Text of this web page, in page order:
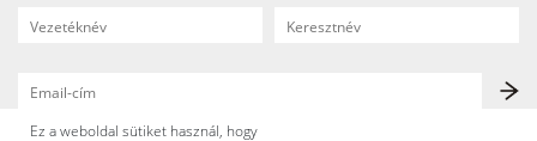
Ez a weboldal sütiket használ, hogy